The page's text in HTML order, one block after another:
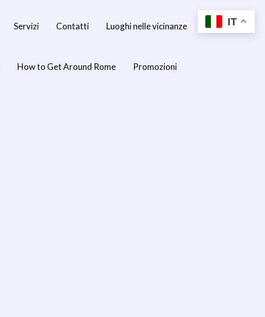
Servizi Contatti Luoghi nelle vicinanze
How to Get Around Rome Promozioni
IT